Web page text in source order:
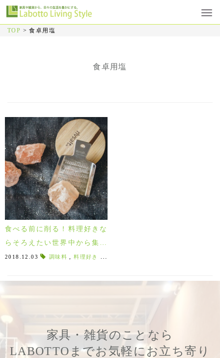
TOP >食卓用塩
食卓用塩
食べる前に削る！料理好きな
らそろえたい世界中から集め
られた岩塩！
2018.12.03 調味料 ,料理好き
家具・雑貨のことなら
LABOTTOまでお気軽にお立ち寄り